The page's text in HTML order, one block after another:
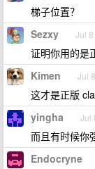
梯子位置？
Sezxy Jul 8
证明你用的是
Kimen Jul 8
这才是正版
yingha Jul
而且有时候你
Endocryne